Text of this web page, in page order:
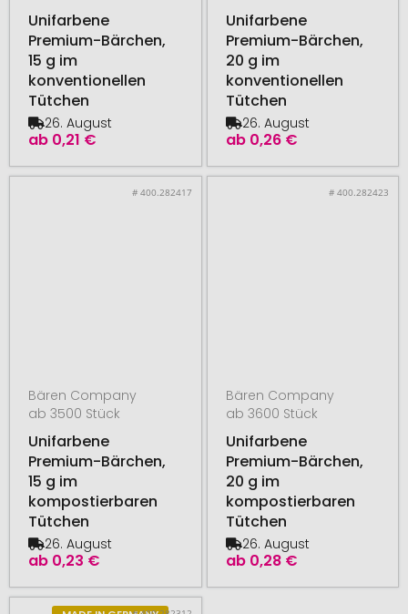
Unifarbene
Premium-Bärchen,
15 g im
konventionellen
Tütchen
ab 0,21 €
26. August
Unifarbene
Premium-Bärchen,
20 g im
konventionellen
Tütchen
ab 0,26 €
26. August
# 400.282417
Bären Company
ab 3500 Stück
Unifarbene
Premium-Bärchen,
15 g im
kompostierbaren
Tütchen
ab 0,23 €
26. August
# 400.282423
Bären Company
ab 3600 Stück
Unifarbene
Premium-Bärchen,
20 g im
kompostierbaren
Tütchen
ab 0,28 €
26. August